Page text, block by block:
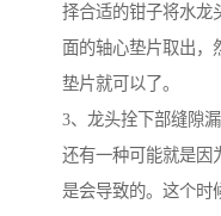
择合适的钳子将水龙
面的轴心垫片取出，
垫片就可以了。
3、龙头拴下部缝隙
还有一种可能就是因
是会导致的。这个时